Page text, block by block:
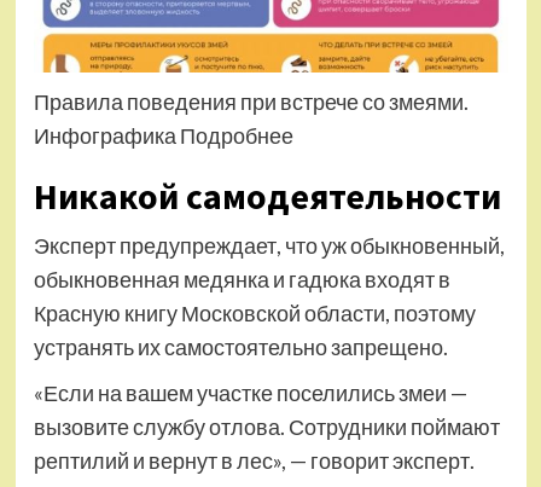
Правила поведения при встрече со змеями.
Инфографика Подробнее
Никакой самодеятельности
Эксперт предупреждает, что уж обыкновенный,
обыкновенная медянка и гадюка входят в
Красную книгу Московской области, поэтому
устранять их самостоятельно запрещено.
«Если на вашем участке поселились змеи —
вызовите службу отлова. Сотрудники поймают
рептилий и вернут в лес», — говорит эксперт.